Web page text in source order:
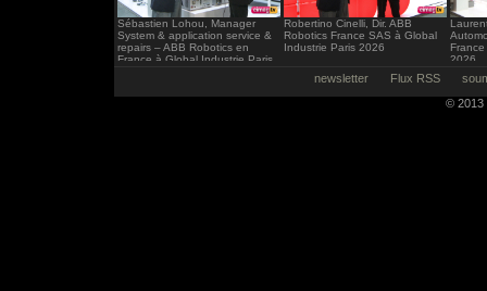
Sébastien Lohou, Manager
System & application service &
repairs – ABB Robotics en
France à Global Industrie Paris
Robertino Cinelli, Dir. ABB
Robotics France SAS à Global
Industrie Paris 2026
2026
newsletter Flux RSS
© 2013